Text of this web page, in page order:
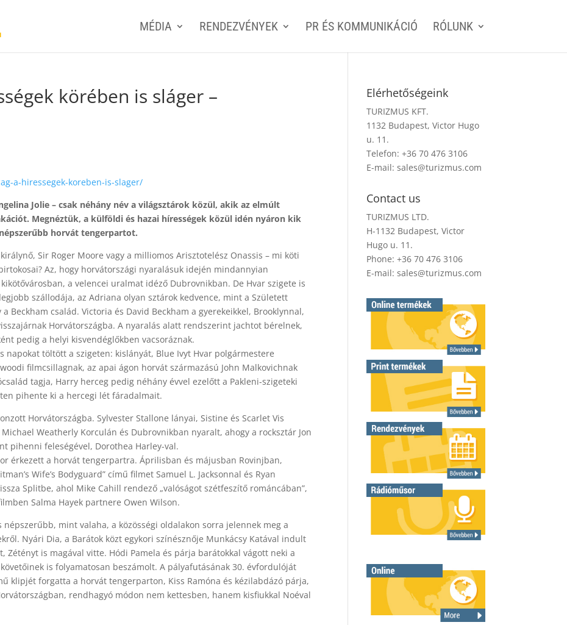
MÉDIA RENDEZVÉNYEK PR ÉS KOMMUNIKÁCIÓ RÓLUNK
körében is sláger –
a-hiressegek-koreben-is-slager/
Jolie – csak néhány név a világsztárok közül, akik az elmúlt
Megnéztük, a külföldi és hazai hírességek közül idén nyáron kik
horvát tengerpartot.
Sir Roger Moore vagy a milliomos Arisztotelész Onassis – mi köti
Az, hogy horvátországi nyaralásuk idején mindannyian
a velencei uralmat idéző Dubrovnikban. De Hvar szigete is
szállodája, az Adriana olyan sztárok kedvence, mint a Született
Beckham család. Victoria és David Beckham a gyerekeikkel, Brooklynnal,
Horvátországba. A nyaralás alatt rendszerint jachtot bérelnek,
pedig a helyi kisvendéglőkben vacsoráznak.
napokat töltött a szigeten: kislányát, Blue Ivyt Hvar polgármestere
filmcsillagnak, az apai ágon horvát származású John Malkovichnak
tagja, Harry herceg pedig néhány évvel ezelőtt a Pakleni-szigeteki
pihente ki a hercegi lét fáradalmait.
Horvátországba. Sylvester Stallone lányai, Sistine és Scarlet Vis
Weatherly Korculán és Dubrovnikban nyaralt, ahogy a rocksztár Jon
pihenni feleségével, Dorothea Harley-val.
érkezett a horvát tengerpartra. Áprilisban és májusban Rovinjban,
Wife’s Bodyguard” című filmet Samuel L. Jacksonnal és Ryan
Splitbe, ahol Mike Cahill rendező „valóságot szétfeszítő románcában”,
Salma Hayek partnere Owen Wilson.
mint valaha, a közösségi oldalakon sorra jelennek meg a
Nyári Dia, a Barátok közt egykori színésznője Munkácsy Katával indult
is magával vitte. Hódi Pamela és párja barátokkal vágott neki a
is folyamatosan beszámolt. A pályafutásának 30. évfordulóját
klipjét forgatta a horvát tengerparton, Kiss Ramóna és kézilabdázó párja,
rendhagyó módon nem kettesben, hanem kisfiukkal Noéval
Elérhetőségeink
TURIZMUS KFT.
1132 Budapest, Victor Hugo
u. 11.
Telefon: +36 70 476 3106
E-mail:sales@turizmus.com
Contact us
TURIZMUS LTD.
H-1132 Budapest, Victor
Hugo u. 11.
Phone: +36 70 476 3106
E-mail:sales@turizmus.com